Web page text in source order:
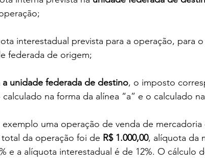
interestadual prevista para a operação, para
federada de origem;
a unidade federada de destino, o imposto
na forma da alínea “a” e o calculado
uma operação de venda de mercadoria
da operação foi de R$ 1.000,00, alíquota da
e a alíquota interestadual é de 12%. O cálculo